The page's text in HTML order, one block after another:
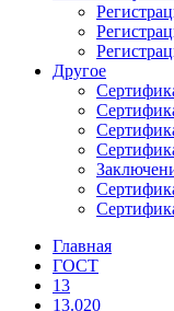
Другое
Главная
ГОСТ
13
13.020